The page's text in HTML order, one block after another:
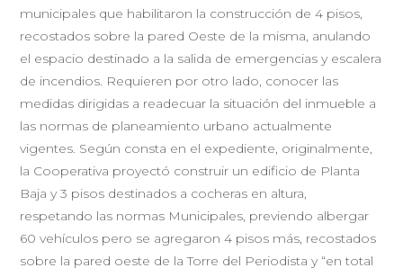
municipales que habilitaron la construcción de 4 pisos,
recostados sobre la pared Oeste de la misma, anulando
el espacio destinado a la salida de emergencias y escalera
de incendios. Requieren por otro lado, conocer las
medidas dirigidas a readecuar la situación del inmueble a
las normas de planeamiento urbano actualmente
vigentes. Según consta en el expediente, originalmente,
la Cooperativa proyectó construir un edificio de Planta
Baja y 3 pisos destinados a cocheras en altura,
respetando las normas Municipales, previendo albergar
60 vehículos pero se agregaron 4 pisos más, recostados
sobre la pared oeste de la Torre del Periodista y “en total